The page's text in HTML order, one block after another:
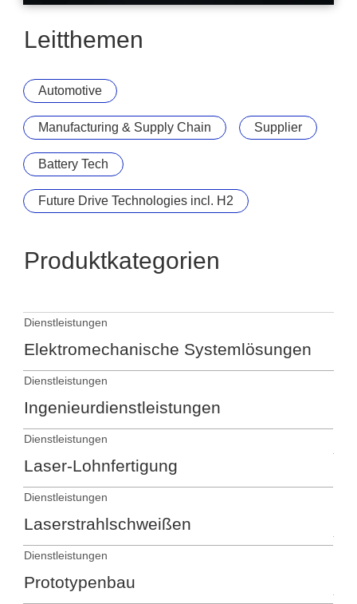
intensa invertx 1080p
Leitthemen
Automotive
Manufacturing & Supply Chain Supplier
Battery Tech
Future Drive Technologies incl. H2
Produktkategorien
Dienstleistungen
Elektromechanische Systemlösungen
Dienstleistungen
Ingenieurdienstleistungen
Dienstleistungen
Laser-Lohnfertigung
Dienstleistungen
Laserstrahlschweißen
Dienstleistungen
Prototypenbau